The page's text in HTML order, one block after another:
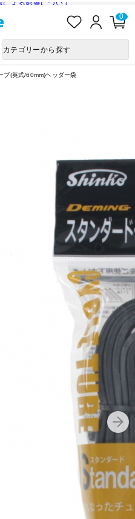
よる影響について
入
ロ
ン
0
カテゴリーから探す
ブ(英式/60mm)ヘッダー袋